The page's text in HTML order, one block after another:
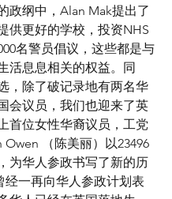
政纲中，Alan Mak提出了
供更好的学校，投资NHS
名警员倡议，这些都是与
活息息相关的权益。同
，除了破记录地有两名华
会议员，我们也迎来了英
首位女性华裔议员，工党
Owen （陈美丽）以23496
为华人参政书写了新的历
经一再向华人参政计划表